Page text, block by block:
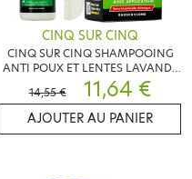
CINQ SUR CINQ
CINQ SUR CINQ SHAMPOOING
ANTI POUX ET LENTES LAVANDE
BIO 100ML
14,55 € 11,64 €
AJOUTER AU PANIER